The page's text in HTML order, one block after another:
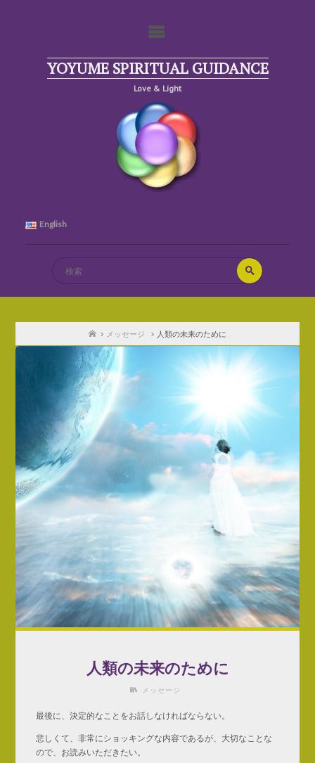
YOYUME SPIRITUAL GUIDANCE
Love & Light
English
検
索
ホ
ー
ム
メッセージ 人類の未来のために
人類の未来のために
メッセージ
最後に、決定的なことをお話しなければならない。
悲しくて、非常にショッキングな内容であるが、大切なことな
ので、お読みいただきたい。